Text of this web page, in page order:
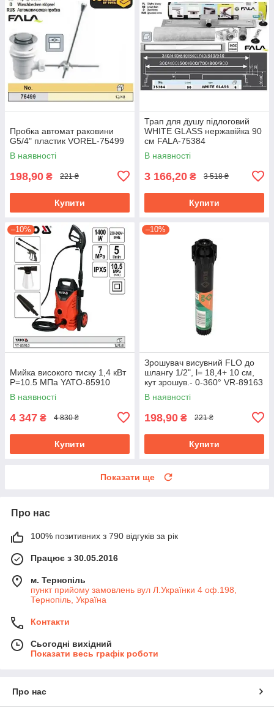
Пробка автомат раковини
G5/4" пластик VOREL-75499
В наявності
198,90 ₴ 221 ₴
Купити
Трап для душу підлоговий
WHITE GLASS нержавійка 90
см FALA-75384
В наявності
3 166,20 ₴ 3 518 ₴
Купити
–10%
Мийка високого тиску 1,4 кВт
P=10.5 МПа YATO-85910
В наявності
4 347 ₴ 4 830 ₴
Купити
–10%
Зрошувач висувний FLO до
шлангу 1/2", l= 18,4+ 10 см,
кут зрошув.- 0-360° VR-89163
В наявності
198,90 ₴ 221 ₴
Купити
Показати ще
Про нас
100% позитивних з 790 відгуків за рік
Працює з 30.05.2016
м. Тернопіль
пункт прийому замовлень вул Л.Українки 4 оф.198,
Тернопіль, Україна
Контакти
Сьогодні вихідний
Показати весь графік роботи
Про нас